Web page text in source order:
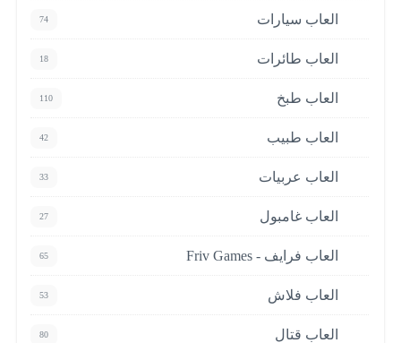
العاب سيارات 74
العاب طائرات 18
العاب طبخ 110
العاب طبيب 42
العاب عربيات 33
العاب غامبول 27
العاب فرايف - Friv Games 65
العاب فلاش 53
العاب قتال 80